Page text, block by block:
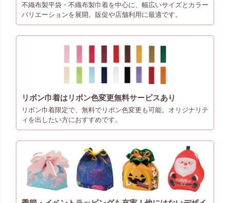
不織布製平袋・不織布製巾着を中心に、幅広いサイズとカラー
バリエーションを展開。販促や店舗利用に最適です。
リボン巾着はリボン色変更無料サービスあり
リボン巾着限定で、無料でリボン色変更も可能。オリジナリテ
ィを出したい方におすすめです。